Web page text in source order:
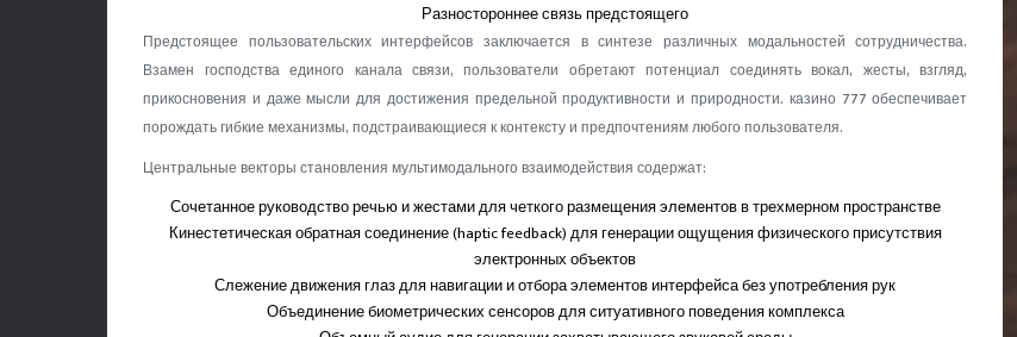
Разностороннее связь предстоящего
Предстоящее пользовательских интерфейсов заключается в синтезе различных модальностей сотрудничества.
Взамен господства единого канала связи, пользователи обретают потенциал соединять вокал, жесты, взгляд,
прикосновения и даже мысли для достижения предельной продуктивности и природности. казино 777 обеспечивает
порождать гибкие механизмы, подстраивающиеся к контексту и предпочтениям любого пользователя.
Центральные векторы становления мультимодального взаимодействия содержат:
Сочетанное руководство речью и жестами для четкого размещения элементов в трехмерном пространстве
Кинестетическая обратная соединение (haptic feedback) для генерации ощущения физического присутствия
электронных объектов
Слежение движения глаз для навигации и отбора элементов интерфейса без употребления рук
Объединение биометрических сенсоров для ситуативного поведения комплекса